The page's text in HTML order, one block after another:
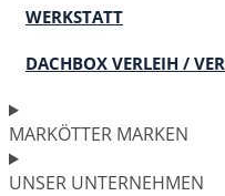
WERKSTATT
DACHBOX VERLEIH /
MARKÖTTER MARKEN
UNSER UNTERNEHMEN